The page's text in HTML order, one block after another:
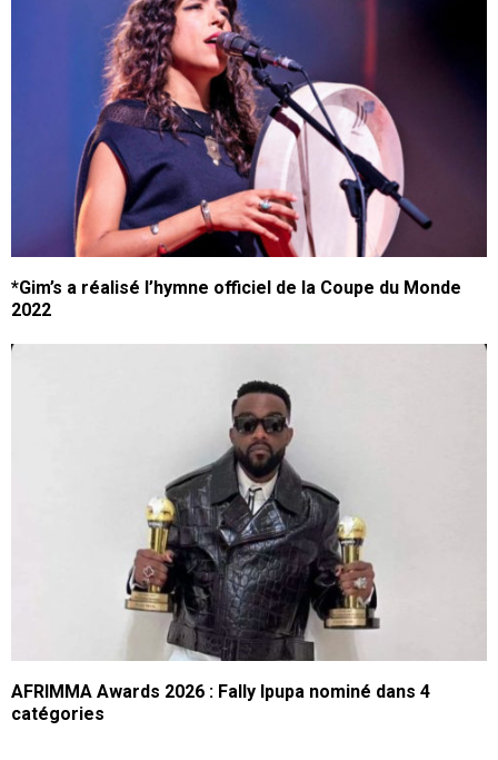
*Gim’s a réalisé l’hymne officiel de la Coupe du Monde
2022
AFRIMMA Awards 2026 : Fally Ipupa nominé dans 4
catégories